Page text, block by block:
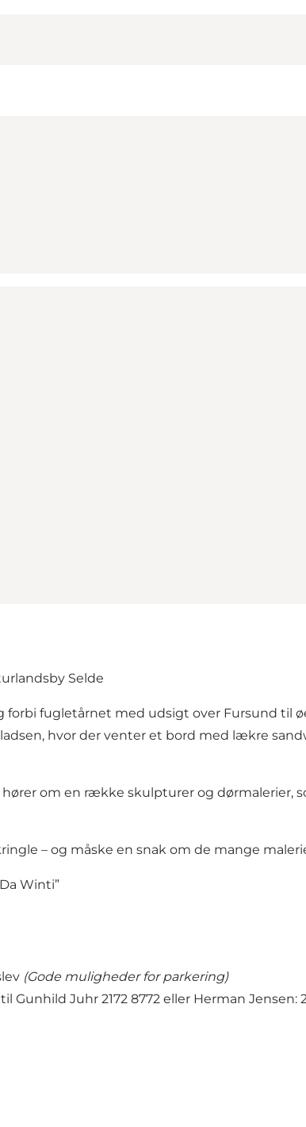
Selde
forbi fugletårnet med udsigt over Fursund til
hvor der venter et bord med lækre
om en række skulpturer og dørmalerier,
– og måske en snak om de mange
Winti”
(Gode muligheder for parkering)
Juhr 2172 8772 eller Herman Jensen: